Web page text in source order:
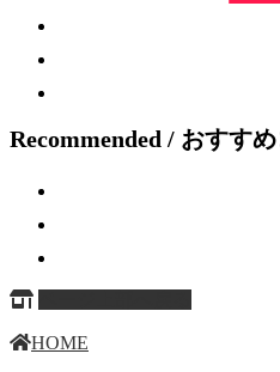
Recommended / おすす
HOME